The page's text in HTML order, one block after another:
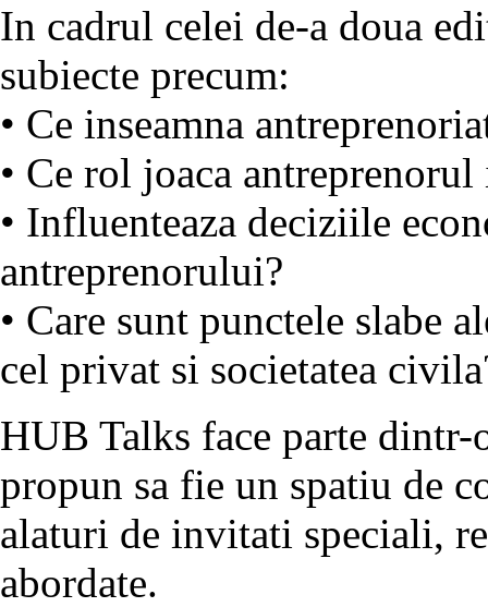
In cadrul celei de-a doua
subiecte precum:
• Ce inseamna
• Ce rol joaca antreprenorul
• Influenteaza deciziile
antreprenorului?
• Care sunt punctele slabe
cel privat si societatea
HUB Talks face parte
propun sa fie un spatiu de
alaturi de invitati speciali,
abordate.